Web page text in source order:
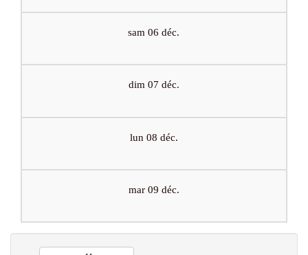
sam 06 déc.
dim 07 déc.
lun 08 déc.
mar 09 déc.